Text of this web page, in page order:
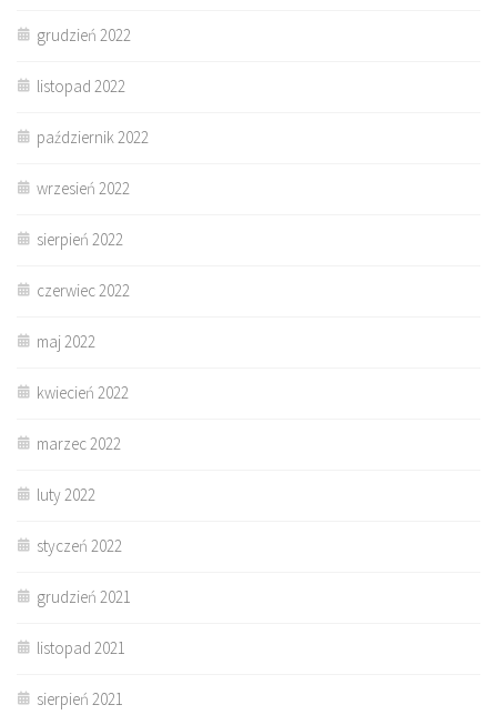
grudzień 2022
listopad 2022
październik 2022
wrzesień 2022
sierpień 2022
czerwiec 2022
maj 2022
kwiecień 2022
marzec 2022
luty 2022
styczeń 2022
grudzień 2021
listopad 2021
sierpień 2021